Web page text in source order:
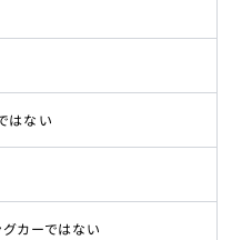
はない
グカーではない